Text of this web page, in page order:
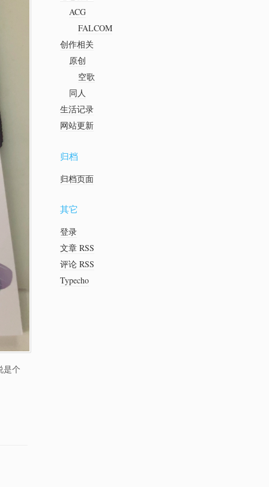
是个
ACG
FALCOM
创作相关
原创
空歌
同人
生活记录
网站更新
归档
归档页面
其它
登录
文章 RSS
评论 RSS
Typecho